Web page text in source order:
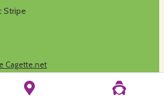
Stripe
Cagette.net
la SCOP Alilo